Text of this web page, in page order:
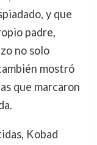
y que
padre,
no solo
mostró
que marcaron
Kobad